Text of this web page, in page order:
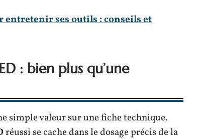
ses outils : conseils et
: bien plus qu’une
simple valeur sur une fiche technique.
réussi se cache dans le dosage précis de la